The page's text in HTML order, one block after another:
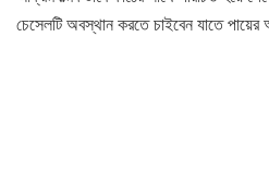
চেসেলটি অবস্থান করতে চাইবেন যাতে